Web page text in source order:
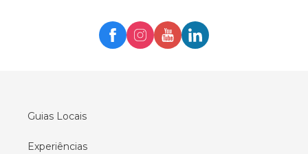
Guias Locais
Experiências